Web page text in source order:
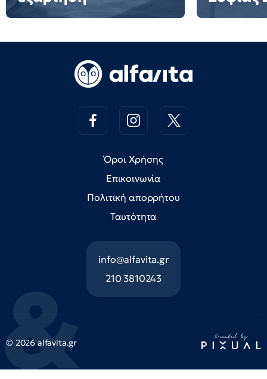
Όροι Χρήσης
Επικοινωνία
Πολιτική απορρήτου
Ταυτότητα
info@alfavita.gr
210 3810243
© 2026 alfavita.gr